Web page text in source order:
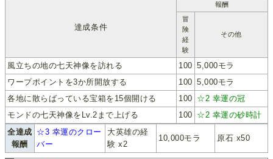
達成条件
報酬
冒
険
経
験
その他
風立ちの地の七天神像を訪れる 100 5,000モラ
ワープポイントを3か所開放する
100 5,000モラ
各地に散らばっている宝箱を15個開ける
100 ☆2 幸運の冠
モンドの七天神像をLv.2まで上げる
100 ☆2 幸運の砂時計
全達成
報酬
☆3 幸運のクロー
バー
大英雄の経
験 x2
10,000モラ 原石 x50